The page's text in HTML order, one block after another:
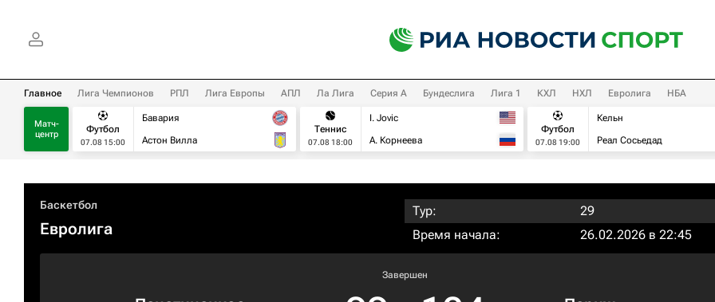
Главное Лига Чемпионов РПЛ Лига Европы АПЛ Ла Лига Серия А Бундеслига Лига 1 КХЛ НХЛ Евролига НБА
Матч-
центр
Футбол
07.08 15:00
Бавария
Астон Вилла
Теннис
07.08 18:00
I. Jovic
А. Корнеева
Футбол
07.08 19:00
Кельн
Реал Сосьедад
Баскетбол
Евролига
Тур:
29
Время начала:
26.02.2026 в 22:45
Завершен